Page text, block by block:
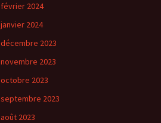
février 2024
janvier 2024
décembre 2023
novembre 2023
octobre 2023
septembre 2023
août 2023